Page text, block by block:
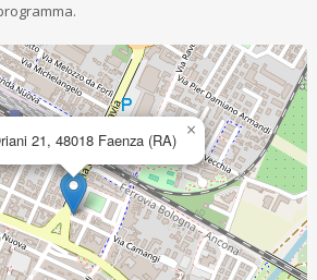
21, 48018 Faenza (RA) ×